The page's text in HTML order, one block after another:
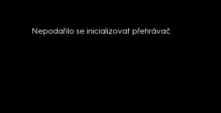
Nepodařilo se inicializovat přehrávač